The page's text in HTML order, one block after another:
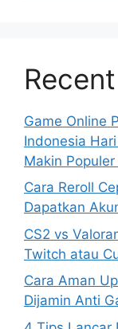
Game Online
Indonesia
Makin
Cara Reroll
Dapatkan
CS2 vs
Twitch atau
Cara Aman
Dijamin Anti